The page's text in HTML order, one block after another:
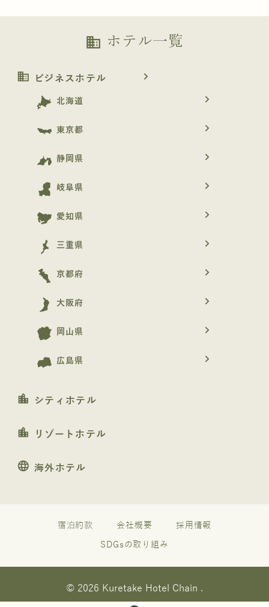
business ホテル一覧
business ビジネスホテル navigate_next
北海道 navigate_next
東京都 navigate_next
静岡県 navigate_next
岐阜県 navigate_next
愛知県 navigate_next
三重県 navigate_next
京都府 navigate_next
大阪府 navigate_next
岡山県 navigate_next
広島県 navigate_next
location_city シティホテル
location_city リゾートホテル
language 海外ホテル
宿泊約款 会社概要 採用情報
SDGsの取り組み
© 2026 Kuretake Hotel Chain .